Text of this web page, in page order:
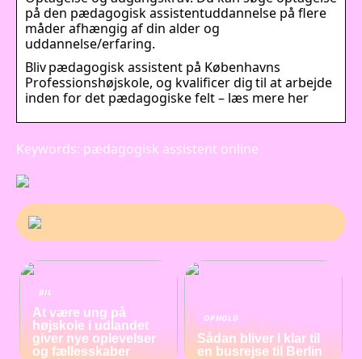
på den pædagogisk assistentuddannelse på flere
måder afhængig af din alder og
uddannelse/erfaring.
Bliv pædagogisk assistent på Københavns
Professionshøjskole, og kvalificer dig til at arbejde
inden for det pædagogiske felt – læs mere her
Keywords: pædagogisk assistent online
BIL
At være ung på
højskole i udlandet
giver nye oplevelser
og fællesskaber
OPHOLD
Sådan bliver I klar til
en busrejse til Berlin